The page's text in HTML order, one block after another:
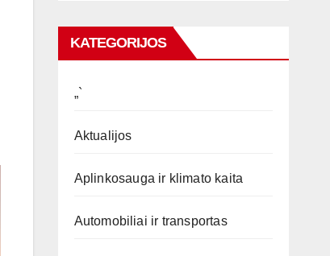
KATEGORIJOS
„`
Aktualijos
Aplinkosauga ir klimato kaita
Automobiliai ir transportas